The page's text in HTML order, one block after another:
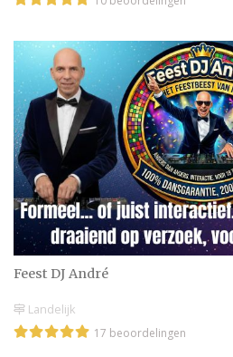
Feest DJ André
Landelijk
17 beoordelingen